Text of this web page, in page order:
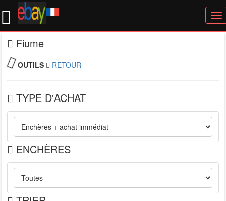
Fiume
OUTILS RETOUR
TYPE D'ACHAT
ENCHÈRES